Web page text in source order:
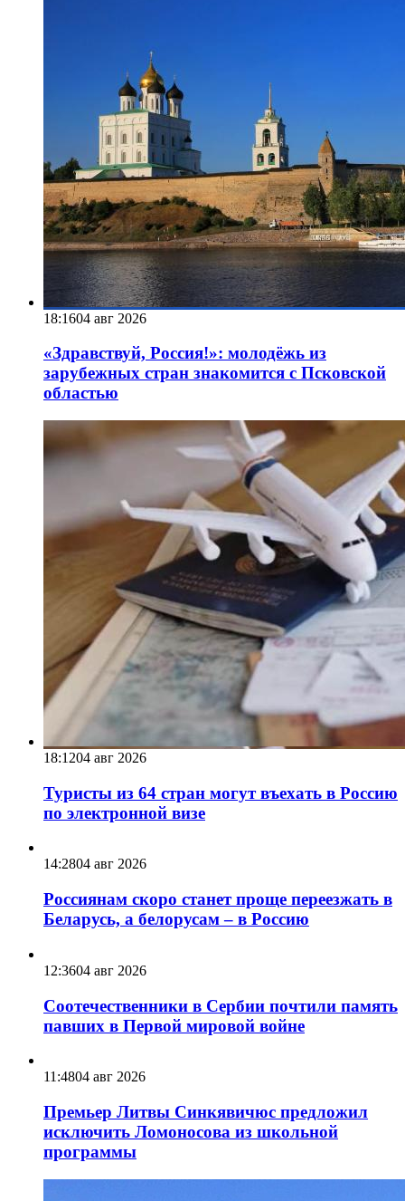
18:1604 авг 2026
«Здравствуй, Россия!»: молодёжь из
зарубежных стран знакомится с Псковской
областью
18:1204 авг 2026
Туристы из 64 стран могут въехать в Россию
по электронной визе
14:2804 авг 2026
Россиянам скоро станет проще переезжать в
Беларусь, а белорусам – в Россию
12:3604 авг 2026
Соотечественники в Сербии почтили память
павших в Первой мировой войне
11:4804 авг 2026
Премьер Литвы Синкявичюс предложил
исключить Ломоносова из школьной
программы